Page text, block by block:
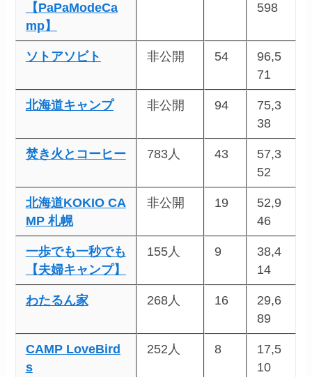
【PaPaModeCa
mp】
598
ソトアソビト 非公開 54
96,5
71
北海道キャンプ 非公開 94
75,3
38
焚き火とコーヒー 783人 43
57,3
52
北海道KOKIO CA
MP 札幌
非公開 19
52,9
46
一歩でも一秒でも
【夫婦キャンプ】
155人 9
38,4
14
わたるん家 268人 16
29,6
89
CAMP LoveBird
s
252人 8
17,5
10